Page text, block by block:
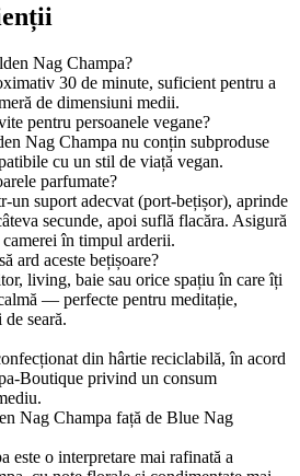
Nag Champa?
30 de minute, suficient pentru a
de dimensiuni medii.
pentru persoanele vegane?
Nag Champa nu conțin subproduse
cu un stil de viață vegan.
parfumate?
un suport adecvat (port-bețișor), aprinde
secunde, apoi suflă flacăra. Asigură
în timpul arderii.
ard aceste bețișoare?
living, baie sau orice spațiu în care îți
— perfecte pentru meditație,
seară.
din hârtie reciclabilă, în acord
Boutique privind un consum
Nag Champa față de Blue Nag
este o interpretare mai rafinată a